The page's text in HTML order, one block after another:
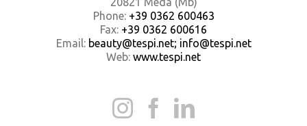
Phone: +39 0362 600463
Fax: +39 0362 600616
Email: beauty@tespi.net; info@tespi.net
Web: www.tespi.net